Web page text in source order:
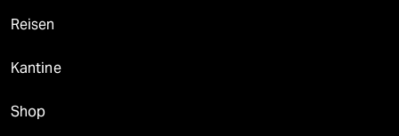
Reisen
Kantine
Shop